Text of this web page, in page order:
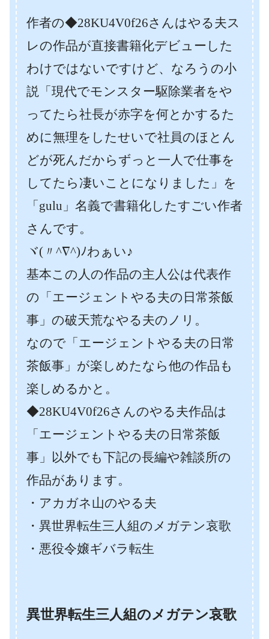
作者の◆28KU4V0f26さんはやる夫ス
レの作品が直接書籍化デビューした
わけではないですけど、なろうの小
説「現代でモンスター駆除業者をや
ってたら社長が赤字を何とかするた
めに無理をしたせいで社員のほとん
どが死んだからずっと一人で仕事を
してたら凄いことになりました」を
「gulu」名義で書籍化したすごい作者
さんです。
ヾ(〃^∇^)ﾉわぁい♪
基本この人の作品の主人公は代表作
の「エージェントやる夫の日常茶飯
事」の破天荒なやる夫のノリ。
なので「エージェントやる夫の日常
茶飯事」が楽しめたなら他の作品も
楽しめるかと。
◆28KU4V0f26さんのやる夫作品は
「エージェントやる夫の日常茶飯
事」以外でも下記の長編や雑談所の
作品があります。
・アカガネ山のやる夫
・異世界転生三人組のメガテン哀歌
・悪役令嬢ギバラ転生
異世界転生三人組のメガテン哀歌